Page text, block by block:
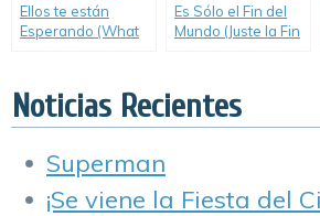
Ellos te están
Esperando (What
Es Sólo el Fin del
Mundo (Juste la Fin
Noticias Recientes
Superman
¡Se viene la Fiesta del